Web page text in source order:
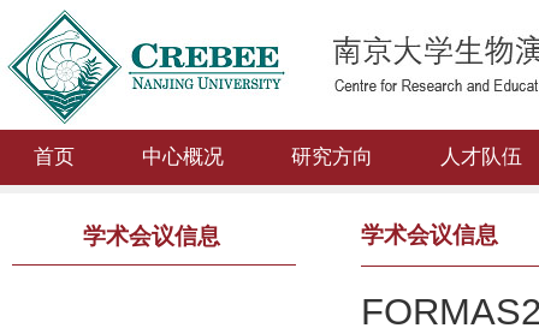
首页 中心概况 研究方向 人才队伍
学术会议信息 学术会议信息